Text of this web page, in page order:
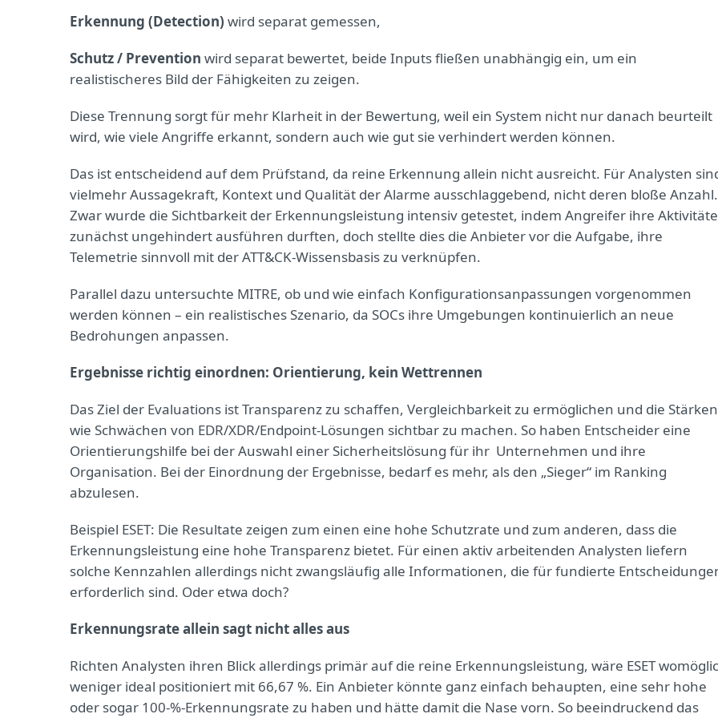
Erkennung (Detection) wird separat gemessen,
Schutz / Prevention wird separat bewertet, beide Inputs fließen unabhängig ein, um ein
realistischeres Bild der Fähigkeiten zu zeigen.
Diese Trennung sorgt für mehr Klarheit in der Bewertung, weil ein System nicht nur danach beurteilt
wird, wie viele Angriffe erkannt, sondern auch wie gut sie verhindert werden können.
Das ist entscheidend auf dem Prüfstand, da reine Erkennung allein nicht ausreicht. Für Analysten
vielmehr Aussagekraft, Kontext und Qualität der Alarme ausschlaggebend, nicht deren bloße Anzahl.
Zwar wurde die Sichtbarkeit der Erkennungsleistung intensiv getestet, indem Angreifer ihre
zunächst ungehindert ausführen durften, doch stellte dies die Anbieter vor die Aufgabe, ihre
Telemetrie sinnvoll mit der ATT&CK-Wissensbasis zu verknüpfen.
Parallel dazu untersuchte MITRE, ob und wie einfach Konfigurationsanpassungen vorgenommen
werden können – ein realistisches Szenario, da SOCs ihre Umgebungen kontinuierlich an neue
Bedrohungen anpassen.
Ergebnisse richtig einordnen: Orientierung, kein Wettrennen
Das Ziel der Evaluations ist Transparenz zu schaffen, Vergleichbarkeit zu ermöglichen und die Stärken
wie Schwächen von EDR/XDR/Endpoint-Lösungen sichtbar zu machen. So haben Entscheider eine
Orientierungshilfe bei der Auswahl einer Sicherheitslösung für ihr Unternehmen und ihre
Organisation. Bei der Einordnung der Ergebnisse, bedarf es mehr, als den „Sieger“ im Ranking
abzulesen.
Beispiel ESET: Die Resultate zeigen zum einen eine hohe Schutzrate und zum anderen, dass die
Erkennungsleistung eine hohe Transparenz bietet. Für einen aktiv arbeitenden Analysten liefern
solche Kennzahlen allerdings nicht zwangsläufig alle Informationen, die für fundierte
erforderlich sind. Oder etwa doch?
Erkennungsrate allein sagt nicht alles aus
Richten Analysten ihren Blick allerdings primär auf die reine Erkennungsleistung, wäre ESET
weniger ideal positioniert mit 66,67 %. Ein Anbieter könnte ganz einfach behaupten, eine sehr hohe
oder sogar 100-%-Erkennungsrate zu haben und hätte damit die Nase vorn. So beeindruckend das